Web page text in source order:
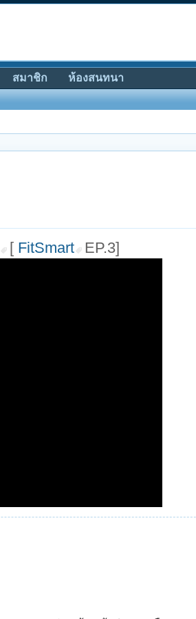
[ FitSmart EP.3]
สมาชิก ห้องสนทนา